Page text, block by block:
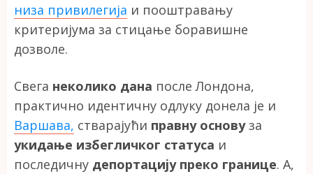
низа привилегија и пооштравању
критеријума за стицање боравишне
дозволе.
Свега неколико дана после Лондона,
практично идентичну одлуку донела је и
Варшава, стварајући правну основуза
укидање избегличког статуса и
последичну депортацију преко границе. А,